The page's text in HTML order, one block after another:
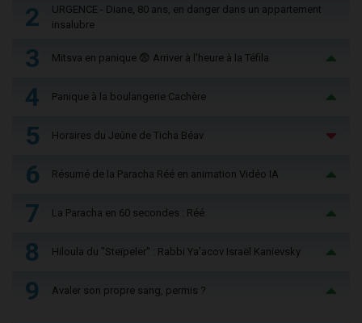
2
URGENCE - Diane, 80 ans, en danger dans un appartement
insalubre
3 Mitsva en panique 😨 Arriver à l'heure à la Téfila
4 Panique à la boulangerie Cachère
5 Horaires du Jeûne de Ticha Béav
6 Résumé de la Paracha Réé en animation Vidéo IA
7 La Paracha en 60 secondes : Réé
8 Hiloula du "Steïpeler" : Rabbi Ya’acov Israël Kanievsky
9 Avaler son propre sang, permis ?